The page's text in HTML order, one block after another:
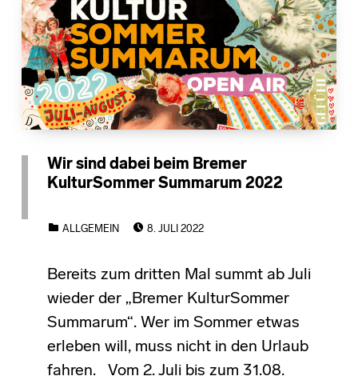
Wir sind dabei beim Bremer
KulturSommer Summarum 2022
ALLGEMEIN
8. JULI 2022
Bereits zum dritten Mal summt ab Juli
wieder der „Bremer KulturSommer
Summarum“. Wer im Sommer etwas
erleben will, muss nicht in den Urlaub
fahren. Vom 2. Juli bis zum 31.08.